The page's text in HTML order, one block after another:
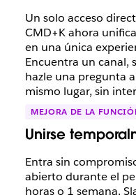
Un solo acceso
CMD+K ahora
en una única
Encuentra un canal,
hazle una pregunta
mismo lugar, sin
MEJORA DE LA
Unirse
Entra sin
abierto durante el
horas o 1 semana.